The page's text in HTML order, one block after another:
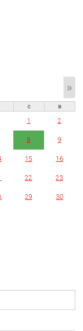
»
с
в
1
2
8 9
15 16
22 23
29 30